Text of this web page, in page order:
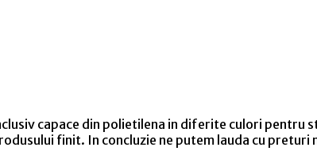
capace din polietilena in diferite culori pentru
finit. In concluzie ne putem lauda cu